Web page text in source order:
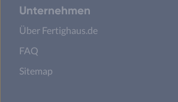
Unternehmen
Über Fertighaus.de
FAQ
Sitemap